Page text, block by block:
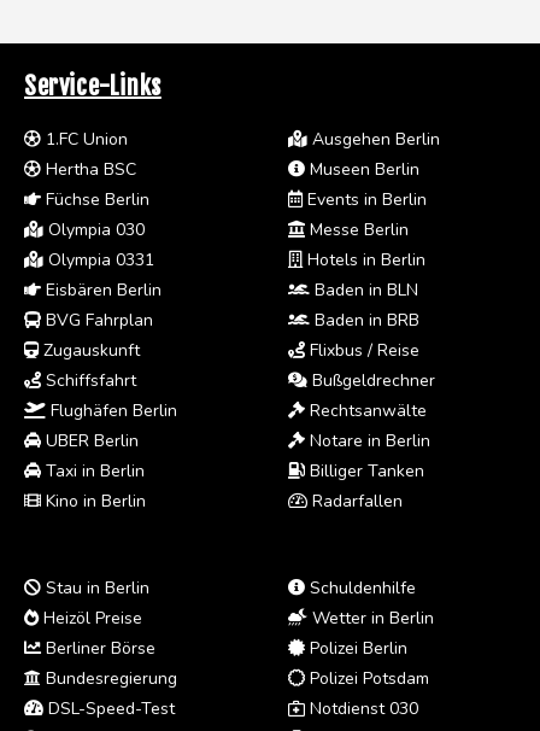
Service-Links
1.FC Union
Hertha BSC
Füchse Berlin
Olympia 030
Olympia 0331
Eisbären Berlin
BVG Fahrplan
Zugauskunft
Schiffsfahrt
Flughäfen Berlin
UBER Berlin
Taxi in Berlin
Kino in Berlin
Ausgehen Berlin
Museen Berlin
Events in Berlin
Messe Berlin
Hotels in Berlin
Baden in BLN
Baden in BRB
Flixbus / Reise
Bußgeldrechner
Rechtsanwälte
Notare in Berlin
Billiger Tanken
Radarfallen
Stau in Berlin
Heizöl Preise
Berliner Börse
Bundesregierung
DSL-Speed-Test
Schuldenhilfe
Wetter in Berlin
Polizei Berlin
Polizei Potsdam
Notdienst 030